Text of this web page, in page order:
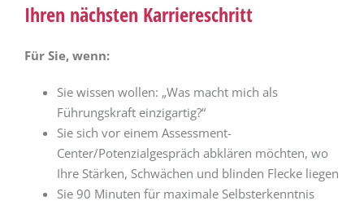
Ihren nächsten Karriereschritt
Für Sie, wenn:
Sie wissen wollen: „Was macht mich als
Führungskraft einzigartig?“
Sie sich vor einem Assessment-
Center/Potenzialgespräch abklären möchten, wo
Ihre Stärken, Schwächen und blinden Flecke liegen
Sie 90 Minuten für maximale Selbsterkenntnis